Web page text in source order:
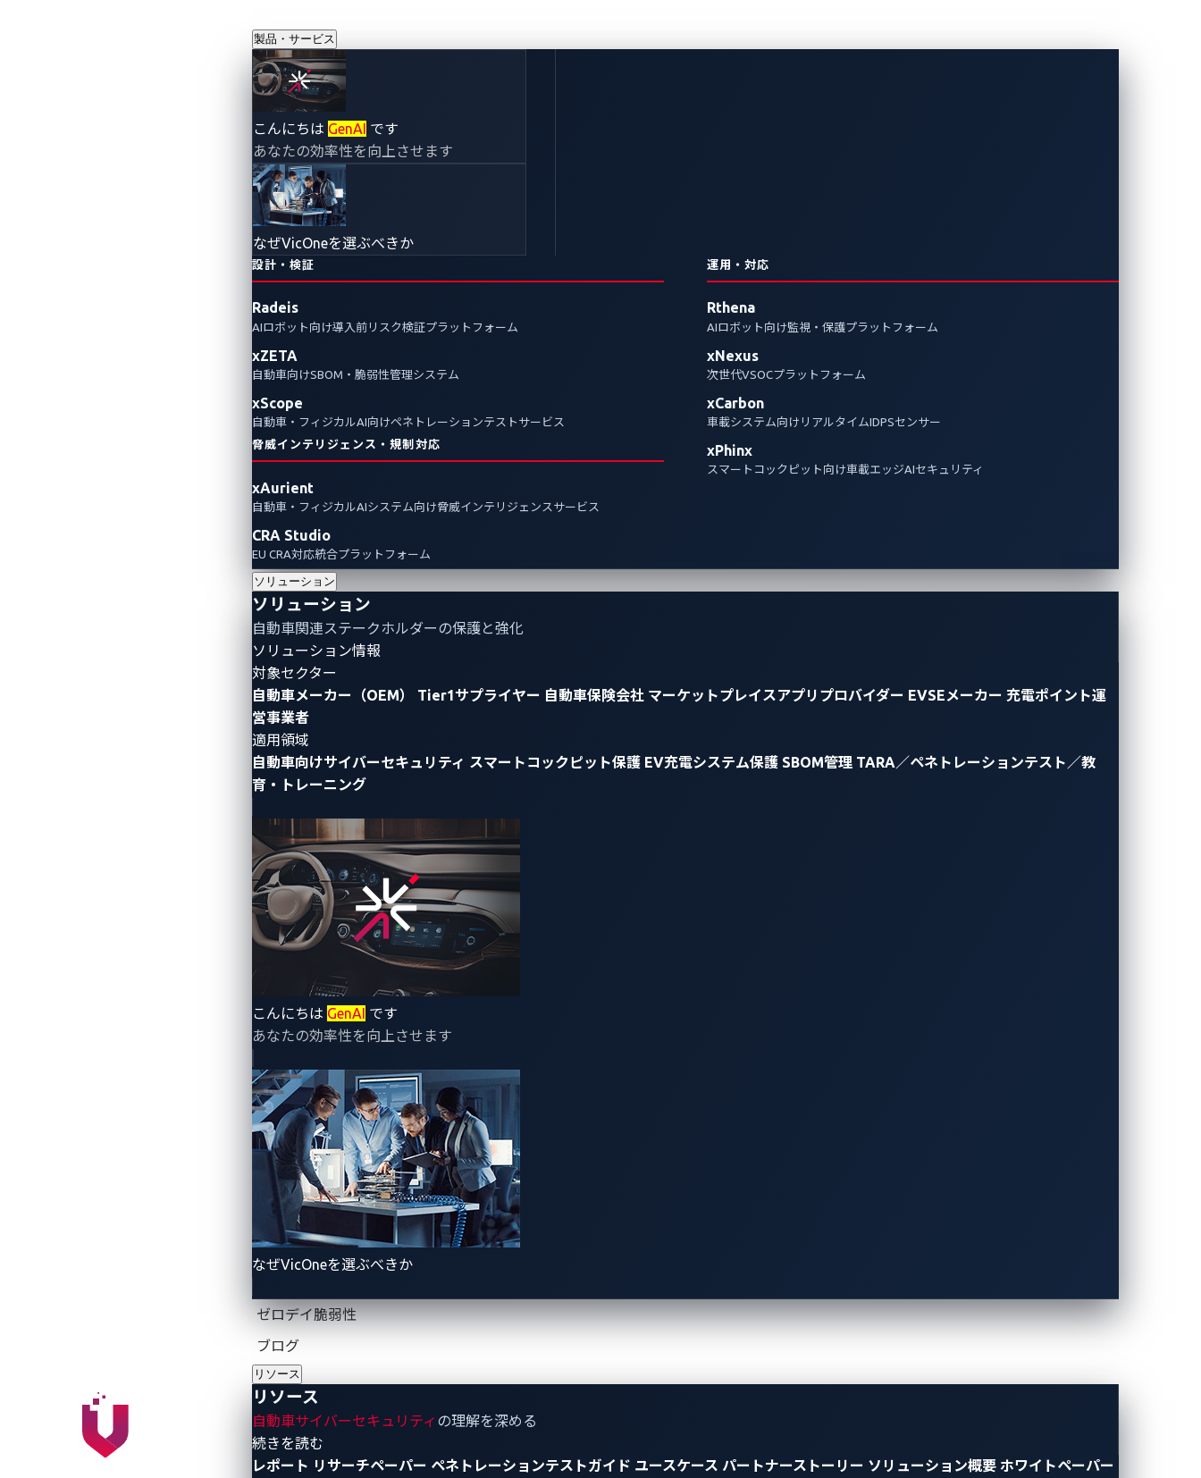
製品・サービス
こんにちは GenAI です
あなたの効率性を向上させます
なぜVicOneを選ぶべきか
設計・検証
Radeis
AIロボット向け導入前リスク検証プラットフォーム
xZETA
自動車向けSBOM・脆弱性管理システム
xScope
自動車・フィジカルAI向けペネトレーションテストサービス
脅威インテリジェンス・規制対応
xAurient
自動車・フィジカルAIシステム向け脅威インテリジェンスサービス
CRA Studio
EU CRA対応統合プラットフォーム
運用・対応
Rthena
AIロボット向け監視・保護プラットフォーム
xNexus
次世代VSOCプラットフォーム
xCarbon
車載システム向けリアルタイムIDPSセンサー
xPhinx
スマートコックピット向け車載エッジAIセキュリティ
ソリューション
ソリューション
自動車関連ステークホルダーの保護と強化
ソリューション情報
対象セクター
自動車メーカー（OEM）
Tier1サプライヤー 自動車保険会社 マーケットプレイスアプリプロバイダー EVSEメーカー 充電ポイント運
営事業者
適用領域
自動車向けサイバーセキュリティ スマートコックピット保護 EV充電システム保護 SBOM管理 TARA／ペネトレーションテスト／教
育・トレーニング
こんにちは GenAI です
あなたの効率性を向上させます
なぜVicOneを選ぶべきか
ゼロデイ脆弱性
ブログ
リソース
リソース
自動車サイバーセキュリティ の理解を深める
続きを読む
レポート リサーチペーパー ペネトレーションテストガイド ユースケース パートナーストーリー ソリューション概要 ホワイトペーパー
Pwn2Own Automotive 2025から：EV用ウォール
コネクターへの攻撃チェーンとサイバーセキュリ
ティへの影響
Pwn2Own Automotive 2025での検証の結果、ファームウェアが修正された有名電気自動車メーカーのEV充電器「Wall
Connector」に対して使用された攻撃チェーンを分析し、自動車脅威マトリックスにマッピングして、自動車サイバーセキュリ
ティに与える広範な影響について考察します。
Pwn2Own Automotive Automotive Cybersecurity EV charging
By Jason Yuan (Engineer, Automotive)
Tesla（テスラ）の「Wall Connector」（以下、ウォールコネクター）は、良くある電気自動車(EV)の家庭用充電器に見えますが、検証の結果、
ファームウェアが更新されるまではコネクター部分からハッキングされる可能性がありました。
その手法を実行し、その過程で CVE-2025-8321
ッファオーバーフローを連鎖させ、完全なリモートコード実行（RCE）を実現してみせました。
このブログ記事では、この脆弱性のエクスプロイトチェーンについて解説し、自動車サイバーセキュリティだけでなく、
業界にも与える広範な影響について考察します。
EV向けウォールコネクターの概要
EVの普及が進むなか、家庭用充電器は、住宅の電気配線と高電圧バッテリーの間で重要な役割を果たすようになりました。Teslaの第3世代ウォー
ルコネクターなどの壁掛け型AC充電器は、リレーを開閉するだけではありません。Proximity（近接）およびControl Pilot（コントロールパイロ
ット）ラインを通じて、安全な電流制限をネゴシエートし、充電状態の監視を行い、電力会社が充電負荷を制限したり、車両のバッテリーからエ
ネルギーを回収したりすることを可能にするなど、より高レベルのプロトコルを順次追加しながらサポートするようになってきています。
ほとんどのメーカーは、電力線通信(PLC)とISO 15118プロトコルスタックをコントロールパイロットラインに実装することで、この車両と充電器
間の通信を実現しています。しかし、Tesla（テスラ）は、同じ配線を33.3 kbpsのシングルワイヤーコントローラエリアネットワーク（CAN）バ
スに再利用するという、独自の設計を採用しました。この設計は、初代Model Sから引き継がれています。最初のハンドシェイクの後、標準の